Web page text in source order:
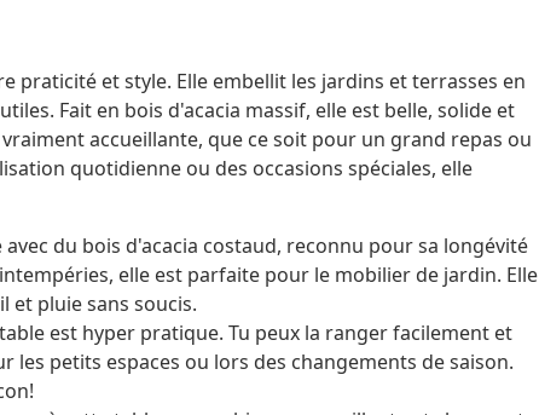
praticité et style. Elle embellit les jardins et terrasses en
Fait en bois d'acacia massif, elle est belle, solide et
accueillante, que ce soit pour un grand repas ou
quotidienne ou des occasions spéciales, elle
du bois d'acacia costaud, reconnu pour sa longévité
elle est parfaite pour le mobilier de jardin. Elle
et pluie sans soucis.
est hyper pratique. Tu peux la ranger facilement et
petits espaces ou lors des changements de saison.